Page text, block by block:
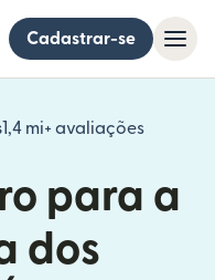
Cadastrar-se
1,4 mi+ avaliações
(abre
para a
dos